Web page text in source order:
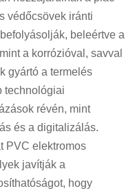
védőcsövek iránti
beleértve a
a korrózióval, savval
gyártó a termelés
technológiai
révén, mint
és a digitalizálás.
PVC elektromos
javítják a
hogy